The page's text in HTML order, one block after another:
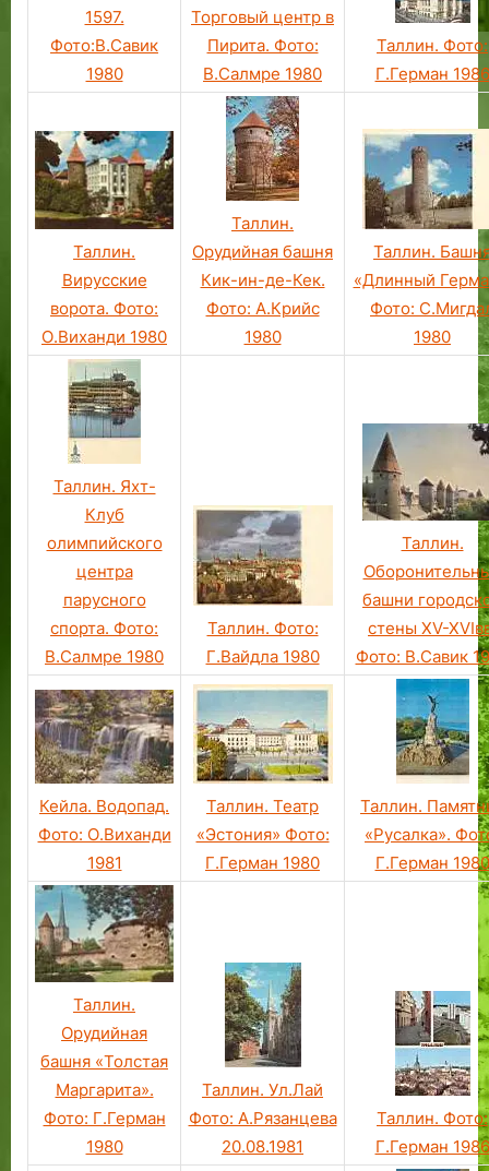
1597.
Фото:В.Савик
1980
Торговый центр в
Пирита. Фото:
В.Салмре 1980
Таллин. Фото:
Г.Герман 1986
Таллин.
Вирусские
ворота. Фото:
О.Виханди 1980
Таллин.
Орудийная башня
Кик-ин-де-Кек.
Фото: А.Крийс
1980
Таллин.
«Длинный
Фото:
1980
Таллин. Яхт-
Клуб
олимпийского
центра
парусного
спорта. Фото:
В.Салмре 1980
Таллин. Фото:
Г.Вайдла 1980
Таллин.
башни
стены XV-
Фото: В.Савик
Кейла. Водопад.
Фото: О.Виханди
1981
Таллин. Театр
«Эстония» Фото:
Г.Герман 1980
Таллин.
«Русалка».
Г.Герман 1980
Таллин.
Орудийная
башня «Толстая
Маргарита».
Фото: Г.Герман
1980
Таллин. Ул.Лай
Фото: А.Рязанцева
20.08.1981
Таллин. Фото:
Г.Герман 1986